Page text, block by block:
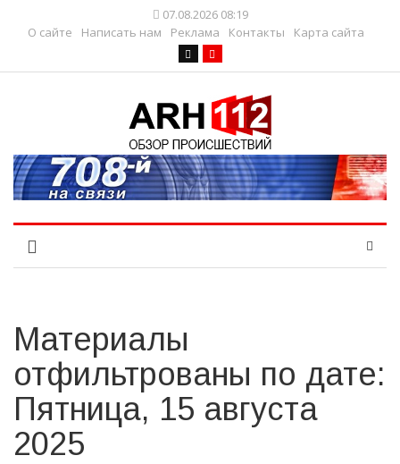
07.08.2026 08:19
О сайте
Написать нам Реклама Контакты Карта сайта
Материалы
отфильтрованы по дате:
Пятница, 15 августа
2025